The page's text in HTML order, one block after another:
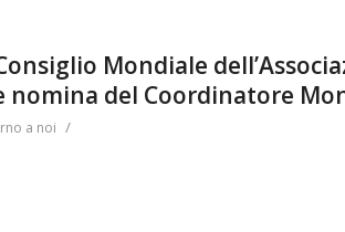
Mondiale
nomina del Coordinatore
a noi /